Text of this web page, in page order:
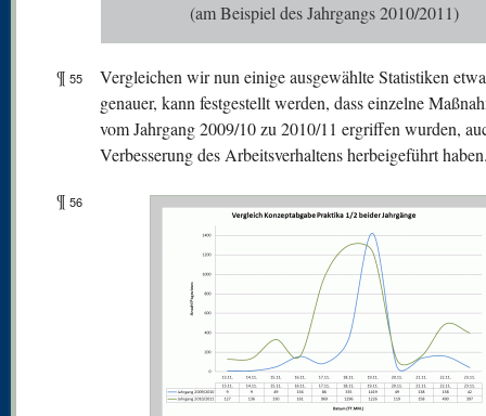
(am Beispiel des Jahrgangs 2010/2011)
¶ 55
Vergleichen wir nun einige ausgewählte Statistiken
genauer, kann festgestellt werden, dass einzelne
vom Jahrgang 2009/10 zu 2010/11 ergriffen wurden,
Verbesserung des Arbeitsverhaltens herbeigeführt
¶ 56